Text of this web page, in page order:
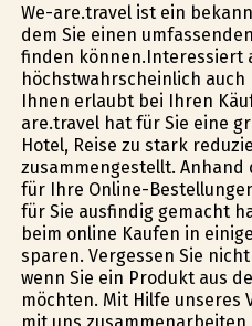
We-are.travel ist ein
dem Sie einen
finden können.Interessiert
höchstwahrscheinlich
Ihnen erlaubt bei Ihren
are.travel hat für Sie eine
Hotel, Reise zu stark
zusammengestellt.
für Ihre Online-
für Sie ausfindig gemacht
beim online Kaufen in
sparen. Vergessen Sie
wenn Sie ein Produkt aus
möchten. Mit Hilfe unseres
mit uns